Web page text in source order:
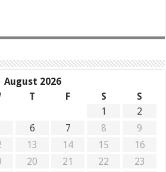
August 2026
T F S
S
1
2
6 7 8
9
13 14 15
16
20 21 22
23